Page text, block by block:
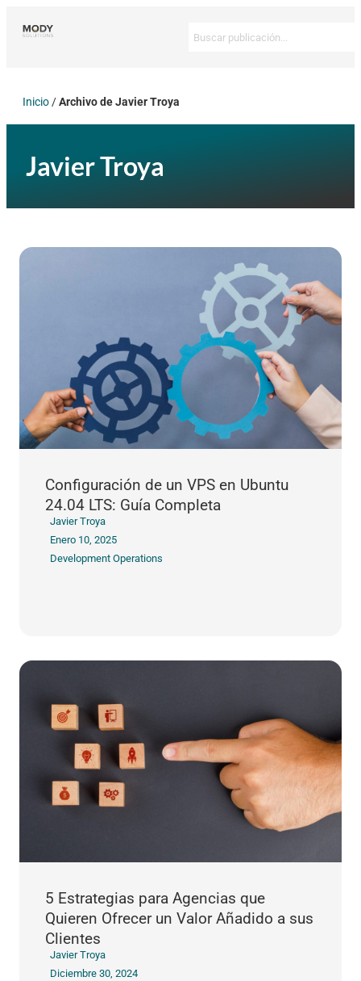
Inicio /Archivo de Javier Troya
Javier Troya
Configuración de un VPS en Ubuntu
24.04 LTS: Guía Completa
Javier Troya
Enero 10, 2025
Development Operations
5 Estrategias para Agencias que
Quieren Ofrecer un Valor Añadido a sus
Clientes
Javier Troya
Diciembre 30, 2024